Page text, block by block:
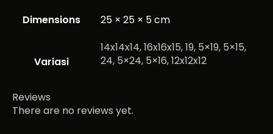
Dimensions
25 × 25 × 5 cm
Variasi
14x14x14, 16x16x15, 19, 5×19, 5×15,
24, 5×24, 5×16, 12x12x12
Reviews
There are no reviews yet.